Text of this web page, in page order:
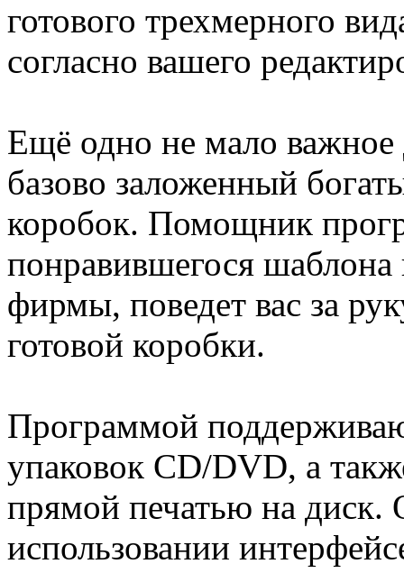
готового трехмерного
согласно вашего
Ещё одно не мало важное
базово заложенный
коробок. Помощник
понравившегося
фирмы, поведет вас за
готовой коробки.
Программой
упаковок CD/DVD, а
прямой печатью на диск.
использовании